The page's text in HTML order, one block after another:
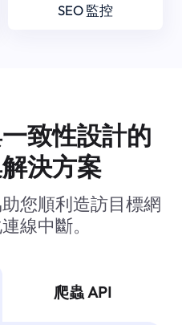
SEO 監控
致性設計的
決方案
您順利造訪目標網
線中斷。
爬蟲 API